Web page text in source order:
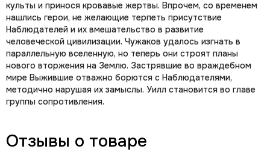
культы и принося кровавые жертвы. Впрочем, со временем
нашлись герои, не желающие терпеть присутствие
Наблюдателей и их вмешательство в развитие
человеческой цивилизации. Чужаков удалось изгнать в
параллельную вселенную, но теперь они строят планы
нового вторжения на Землю. Застрявшие во враждебном
мире Выжившие отважно борются с Наблюдателями,
методично нарушая их замыслы. Уилл становится во главе
группы сопротивления.
Отзывы о товаре